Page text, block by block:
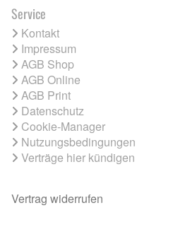
Service
Kontakt
Impressum
AGB Shop
AGB Online
AGB Print
Datenschutz
Cookie-Manager
Nutzungsbedingungen
Verträge hier kündigen
Vertrag widerrufen